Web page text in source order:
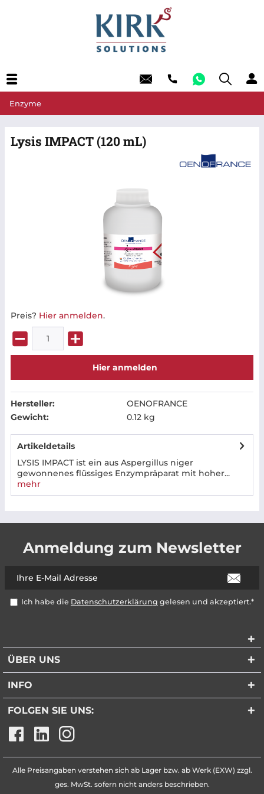
Enzyme
Lysis IMPACT (120 mL)
Preis? Hier anmelden.
Hier anmelden
Hersteller:
OENOFRANCE
Gewicht:
0.12 kg
Artikeldetails
LYSIS IMPACT ist ein aus Aspergillus niger
gewonnenes flüssiges Enzympräparat mit hoher...
mehr
Anmeldung zum Newsletter
Ich habe die Datenschutzerklärung gelesen und akzeptiert.*
ÜBER UNS
INFO
FOLGEN SIE UNS:
Alle Preisangaben verstehen sich ab Lager bzw. ab Werk (EXW) zzgl.
ges. MwSt. sofern nicht anders beschrieben.